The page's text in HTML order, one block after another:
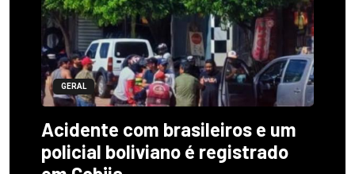
GERAL
Acidente com brasileiros e um
policial boliviano é registrado